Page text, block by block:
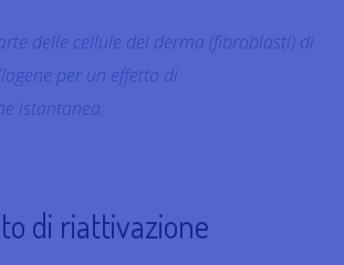
delle cellule del derma (fibroblasti) di
per un effetto di
istantanea.
di riattivazione